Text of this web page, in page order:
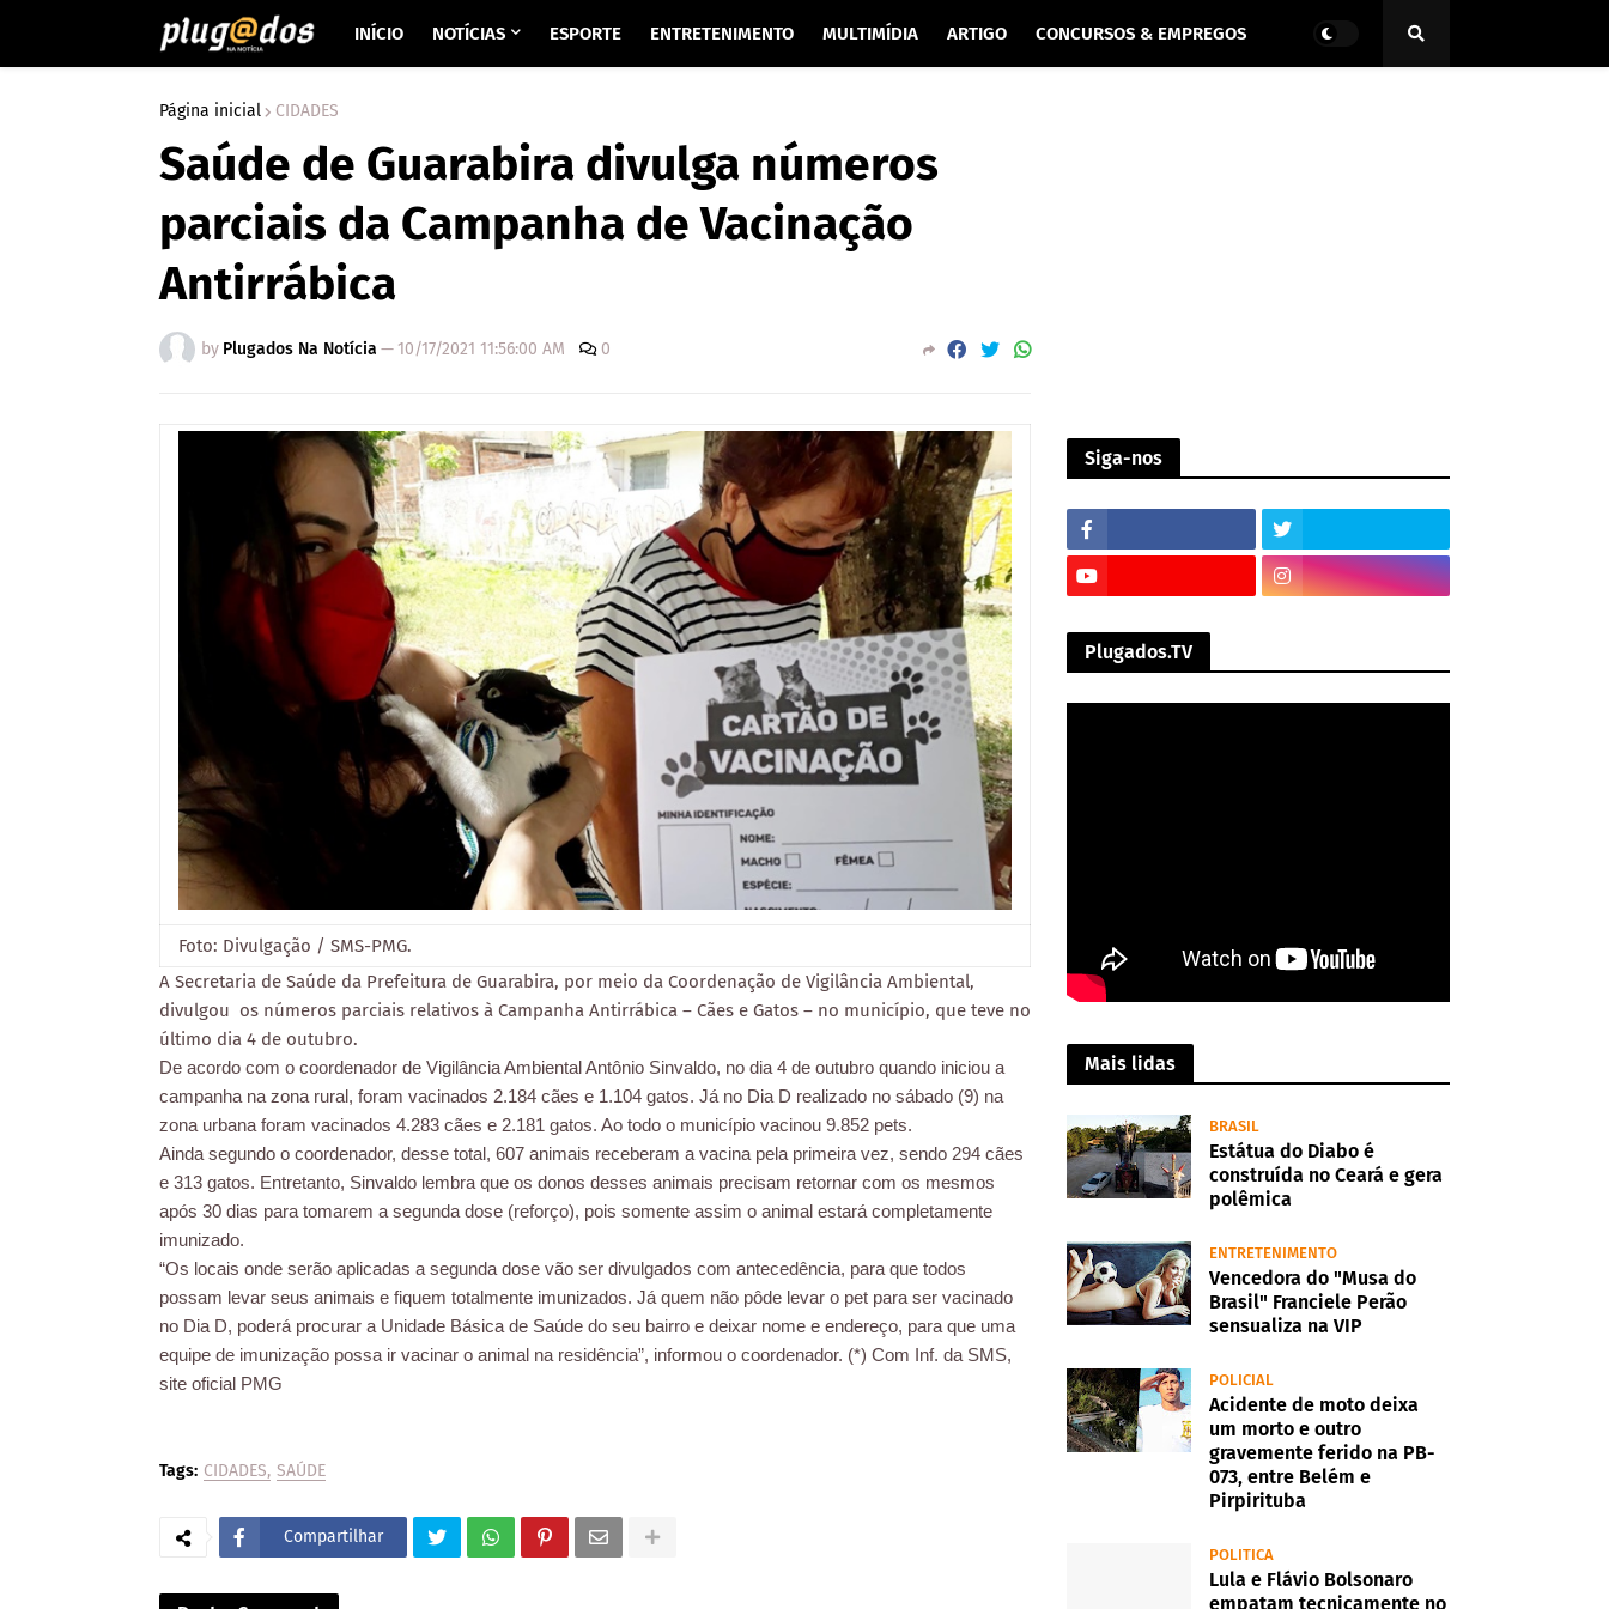
INÍCIO NOTÍCIAS ESPORTE ENTRETENIMENTO MULTIMÍDIA ARTIGO CONCURSOS & EMPREGOS
Página inicial CIDADES
Saúde de Guarabira divulga números
parciais da Campanha de Vacinação
Antirrábica
by Plugados Na Notícia — 10/17/2021 11:56:00 AM 0
Foto: Divulgação / SMS-PMG.
A Secretaria de Saúde da Prefeitura de Guarabira, por meio da Coordenação de Vigilância Ambiental,
divulgou os números parciais relativos à Campanha Antirrábica – Cães e Gatos – no município, que teve no
último dia 4 de outubro.
De acordo com o coordenador de Vigilância Ambiental Antônio Sinvaldo, no dia 4 de outubro quando iniciou a
campanha na zona rural, foram vacinados 2.184 cães e 1.104 gatos. Já no Dia D realizado no sábado (9) na
zona urbana foram vacinados 4.283 cães e 2.181 gatos. Ao todo o município vacinou 9.852 pets.
Ainda segundo o coordenador, desse total, 607 animais receberam a vacina pela primeira vez, sendo 294 cães
e 313 gatos. Entretanto, Sinvaldo lembra que os donos desses animais precisam retornar com os mesmos
após 30 dias para tomarem a segunda dose (reforço), pois somente assim o animal estará completamente
imunizado.
“Os locais onde serão aplicadas a segunda dose vão ser divulgados com antecedência, para que todos
possam levar seus animais e fiquem totalmente imunizados. Já quem não pôde levar o pet para ser vacinado
no Dia D, poderá procurar a Unidade Básica de Saúde do seu bairro e deixar nome e endereço, para que uma
equipe de imunização possa ir vacinar o animal na residência”, informou o coordenador. (*) Com Inf. da SMS,
site oficial PMG
Tags: CIDADES SAÚDE
Compartilhar
Siga-nos
Plugados.TV
Mais lidas
BRASIL
Estátua do Diabo é
construída no Ceará e gera
polêmica
ENTRETENIMENTO
Vencedora do "Musa do
Brasil" Franciele Perão
sensualiza na VIP
POLICIAL
Acidente de moto deixa
um morto e outro
gravemente ferido na PB-
073, entre Belém e
Pirpirituba
POLITICA
Lula e Flávio Bolsonaro
empatam tecnicamente no